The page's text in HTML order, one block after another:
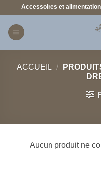
Passer
contenu
Accessoires et
ACCUEIL /
Aucun produit ne